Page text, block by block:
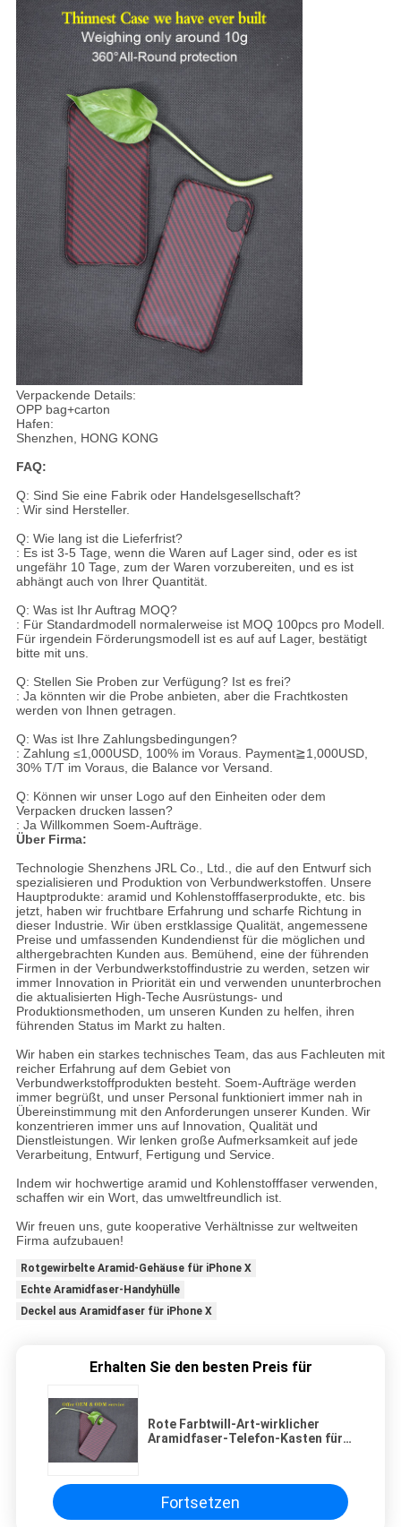
Verpackende Details:
OPP bag+carton
Hafen:
Shenzhen, HONG KONG
FAQ:
Q: Sind Sie eine Fabrik oder Handelsgesellschaft?
: Wir sind Hersteller.
Q: Wie lang ist die Lieferfrist?
: Es ist 3-5 Tage, wenn die Waren auf Lager sind, oder es ist
ungefähr 10 Tage, zum der Waren vorzubereiten, und es ist
abhängt auch von Ihrer Quantität.
Q: Was ist Ihr Auftrag MOQ?
: Für Standardmodell normalerweise ist MOQ 100pcs pro Modell.
Für irgendein Förderungsmodell ist es auf auf Lager, bestätigt
bitte mit uns.
Q: Stellen Sie Proben zur Verfügung? Ist es frei?
: Ja könnten wir die Probe anbieten, aber die Frachtkosten
werden von Ihnen getragen.
Q: Was ist Ihre Zahlungsbedingungen?
: Zahlung ≤1,000USD, 100% im Voraus. Payment≧1,000USD,
30% T/T im Voraus, die Balance vor Versand.
Q: Können wir unser Logo auf den Einheiten oder dem
Verpacken drucken lassen?
: Ja Willkommen Soem-Aufträge.
Über Firma:
Technologie Shenzhens JRL Co., Ltd., die auf den Entwurf sich
spezialisieren und Produktion von Verbundwerkstoffen. Unsere
Hauptprodukte: aramid und Kohlenstofffaserprodukte, etc. bis
jetzt, haben wir fruchtbare Erfahrung und scharfe Richtung in
dieser Industrie. Wir üben erstklassige Qualität, angemessene
Preise und umfassenden Kundendienst für die möglichen und
althergebrachten Kunden aus. Bemühend, eine der führenden
Firmen in der Verbundwerkstoffindustrie zu werden, setzen wir
immer Innovation in Priorität ein und verwenden ununterbrochen
die aktualisierten High-Teche Ausrüstungs- und
Produktionsmethoden, um unseren Kunden zu helfen, ihren
führenden Status im Markt zu halten.
Wir haben ein starkes technisches Team, das aus Fachleuten mit
reicher Erfahrung auf dem Gebiet von
Verbundwerkstoffprodukten besteht. Soem-Aufträge werden
immer begrüßt, und unser Personal funktioniert immer nah in
Übereinstimmung mit den Anforderungen unserer Kunden. Wir
konzentrieren immer uns auf Innovation, Qualität und
Dienstleistungen. Wir lenken große Aufmerksamkeit auf jede
Verarbeitung, Entwurf, Fertigung und Service.
Indem wir hochwertige aramid und Kohlenstofffaser verwenden,
schaffen wir ein Wort, das umweltfreundlich ist.
Wir freuen uns, gute kooperative Verhältnisse zur weltweiten
Firma aufzubauen!
Rotgewirbelte Aramid-Gehäuse für iPhone X
Echte Aramidfaser-Handyhülle
Deckel aus Aramidfaser für iPhone X
Erhalten Sie den besten Preis für
Rote Farbtwill-Art-wirklicher
Aramidfaser-Telefon-Kasten für
Fortsetzen